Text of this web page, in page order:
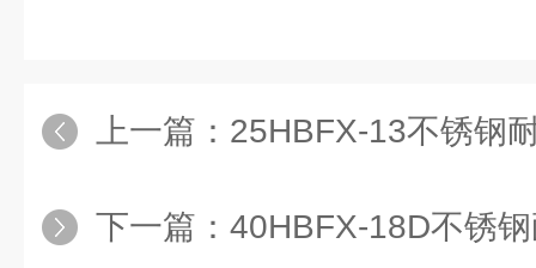
上一篇： 25HBFX-13不锈钢
下一篇： 40HBFX-18D不锈